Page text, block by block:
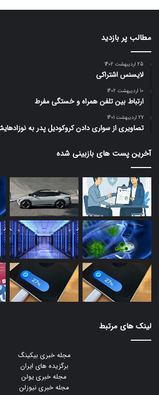
مطالب پر بازدید
25 اردیبهشت 1402
لایسنس اشتراکی
10 اردیبهشت 1402
ارتباط بین تلفن همراه و خستگی مفرط
27 اردیبهشت 1401
تصاویری از سواری دادن کروکودیل پدر به
آخرین پست های بازبینی شده
لینک های مرتبط
مجله خبری بیکینگ
برگزیده های ایران
مجله خبری یولن
مجله خبری نیوزلن